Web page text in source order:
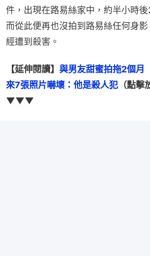
件，出現在路易絲家中，約半小時
而從此便再也沒拍到路易絲任何身
經遭到殺害。
【延伸閱讀】 與男友甜蜜拍拖2個月
來7張照片嚇壞：他是殺人犯（點擊
▼▼▼